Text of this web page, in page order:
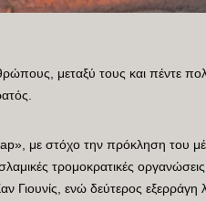
μεταξύ τους και πέντε
με στόχο την πρόκληση του
τρομοκρατικές
ενώ δεύτερος εξερράγη